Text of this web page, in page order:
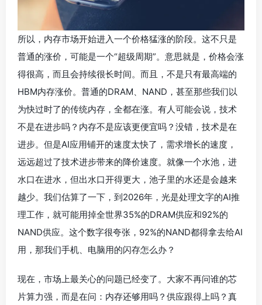
所以，内存市场开始进入一个价格猛涨的阶段。这不只是
普通的涨价，可能是一个“超级周期”。意思就是，价格会涨
得很高，而且会持续很长时间。而且，不是只有最高端的
HBM内存涨价。普通的DRAM、NAND，甚至那些我们以
为快过时了的传统内存，全都在涨。有人可能会说，技术
不是在进步吗？内存不是应该更便宜吗？没错，技术是在
进步。但是AI应用铺开的速度太快了，需求增长的速度，
远远超过了技术进步带来的降价速度。就像一个水池，进
水口在进水，但出水口开得更大，池子里的水还是会越来
越少。我们估算了一下，到2026年，光是处理文字的AI推
理工作，就可能用掉全世界35%的DRAM供应和92%的
NAND供应。这个数字很夸张，92%的NAND都得拿去给AI
用，那我们手机、电脑用的闪存怎么办？
现在，市场上最关心的问题已经变了。大家不再问谁的芯
片算力强，而是在问：内存还够用吗？供应跟得上吗？真